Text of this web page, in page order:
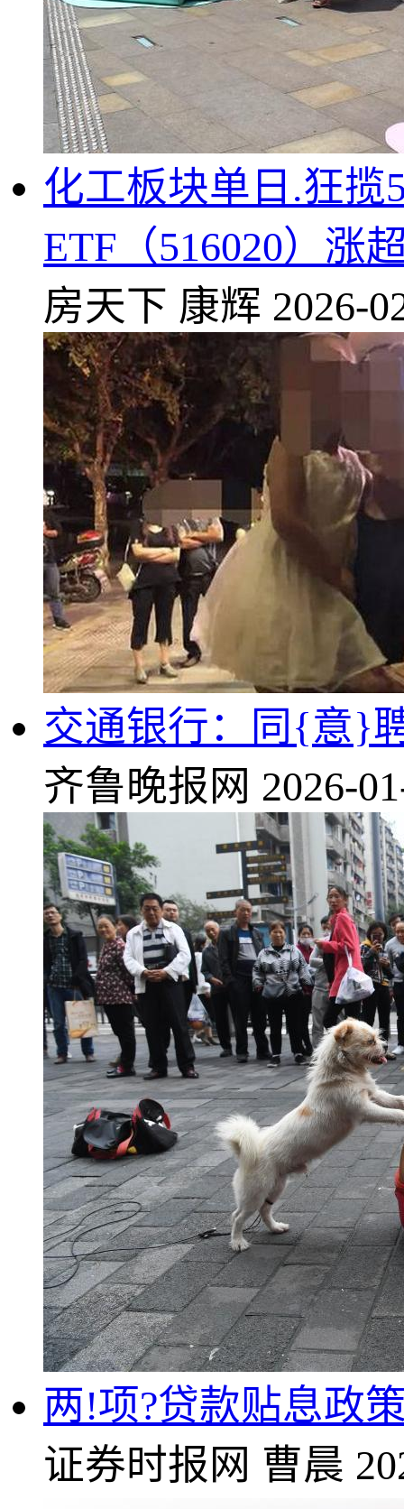
化工板块单日.狂揽
ETF（516020）涨
房天下 康辉 2026-
交通银行：同{意}
齐鲁晚报网 2026-
两!项?贷款贴息政
证券时报网 曹晨